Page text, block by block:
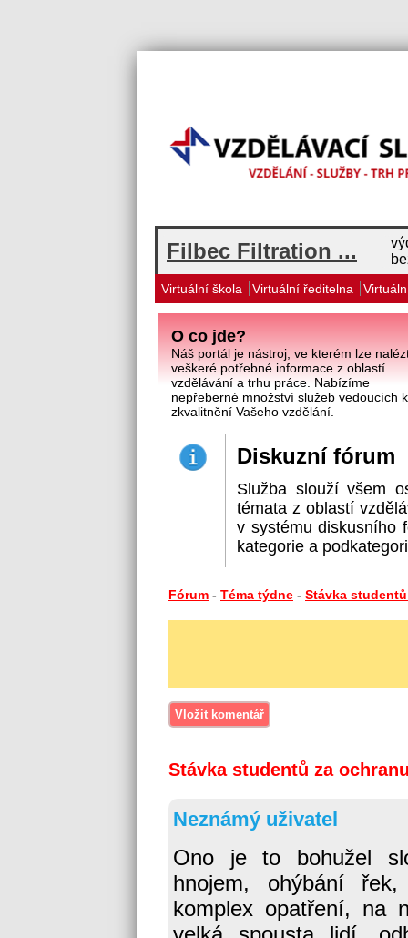
Filbec Filtration ...
Virtuální škola Virtuální ředitelna
O co jde?
Náš portál je nástroj, ve kterém lze
veškeré potřebné informace z oblastí
vzdělávání a trhu práce. Nabízíme
nepřeberné množství služeb vedoucích
zkvalitnění Vašeho vzdělání.
Diskuzní fórum
Služba slouží všem
témata z oblastí
v systému diskusního
kategorie a
Fórum - Téma týdne - Stávka
Stávka studentů za
Neznámý uživatel
Ono je to bohužel
hnojem, ohýbání
komplex opatření, na